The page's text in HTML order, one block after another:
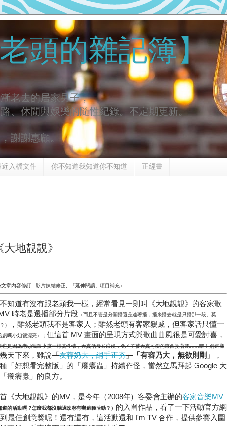
頭的雜記簿】
老去的居家男子，
、休閒與娛樂的隨性紀錄。不定期更新。
謝謝惠顧。
近入檔文件 你不知道我知道你不知道 正經畫
地靚靚》
章內容修訂、影片鍊結修正、「延伸閱讀」項目補充）
知道有沒有跟老頭我一樣，經常看見一則叫《大地靚靚》的客家歌
時老是選播部分片段 （而且不管是分開播還是連著播，播來播去就是只播那一段。莫
）
，雖然老頭我不是客家人；雖然老頭有客家親戚，但客家話只懂一
虧嗎小姐很漂亮）； 但這首 MV 畫面的呈現方式與歌曲曲風很是可愛討喜，
也是因為老頭我跟小孩一樣真性情，天真活潑又浪漫，免不了被天真可愛的東西拐著跑……喂！別這樣
天下來，雖說「友蓉奶大，綱手正夯」 「有容乃大，無欲則剛」
，
「好想看完整版」的「癢癢蟲」持續作怪，當然立馬拜起 Google 大
癢癢蟲」的良方。
首《大地靚靚》的MV，是今年（2008年）客委會主辦的客家音樂MV
道的活動嗎？怎麼我都沒聽過政府有辦這種活動？） 的入圍作品，看了一下活動官方網
最佳創意獎呢！還有還有，這活動還和 I'm TV 合作，提供參賽入圍